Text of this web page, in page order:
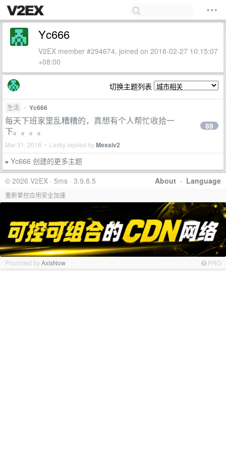
Yc666
V2EX member #294674, joined on 2018-02-27 10:15:07
+08:00
切换主题列表
生活 • Yc666
每天下班家里乱糟糟的，真想有个人帮忙收拾一
下。。。。
Mar 31, 2018 • Lastly replied byMessiv2
89
» Yc666 创建的更多主题
About · Language
© 2026 V2EX · 5ms · 3.9.8.5
重新掌控应用安全加速
Promoted byAxisNow PRO